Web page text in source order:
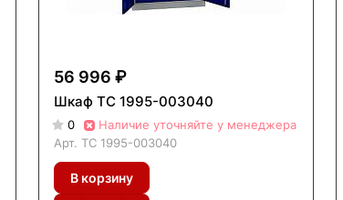
56 996 ₽
Шкаф ТС 1995-003040
0
Наличие уточняйте у менеджера
Арт. ТС 1995-003040
В корзину